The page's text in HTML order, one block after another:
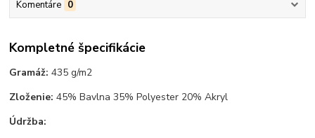
Komentáre 0
Kompletné špecifikácie
Gramáž: 435 g/m2
Zloženie: 45% Bavlna 35% Polyester 20% Akryl
Údržba: